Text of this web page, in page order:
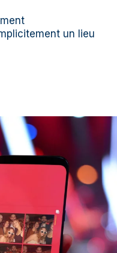
un lieu